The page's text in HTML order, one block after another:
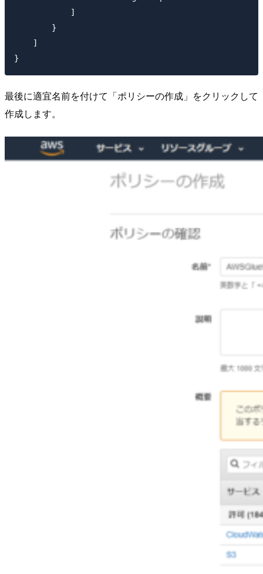
            ]
        }
    ]
最後に適宜名前を付けて「ポリシーの作成」をクリックして
作成します。